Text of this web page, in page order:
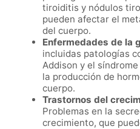
tiroiditis y nódulos
pueden afectar el
del cuerpo.
Enfermedades de la
incluidas patologías
Addison y el
la producción de
cuerpo.
Trastornos del
Problemas en la
crecimiento, que